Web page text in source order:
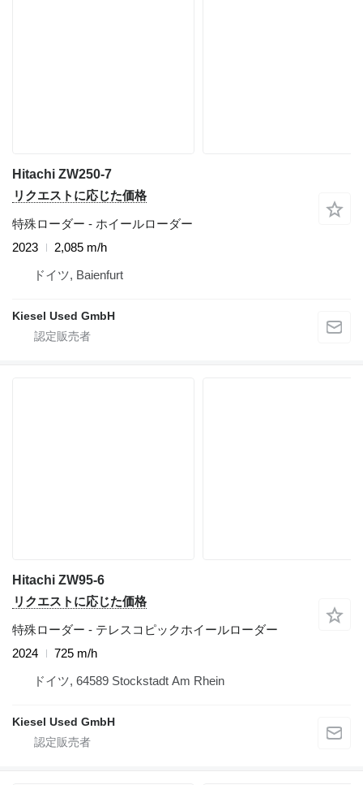
Hitachi ZW250-7
リクエストに応じた価格
特殊ローダー - ホイールローダー
2023
2,085 m/h
ドイツ, Baienfurt
Kiesel Used GmbH
Hitachi ZW95-6
リクエストに応じた価格
特殊ローダー - テレスコピックホイールローダー
2024
725 m/h
ドイツ, 64589 Stockstadt Am Rhein
Kiesel Used GmbH